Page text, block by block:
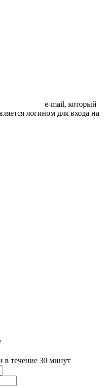
e-mail, который
логином для входа на
в течение 30 минут